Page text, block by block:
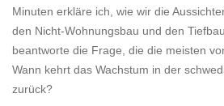
Minuten erkläre ich, wie wir die
den Nicht‑Wohnungsbau und den
beantworte die Frage, die die meisten
Wann kehrt das Wachstum in der
zurück?